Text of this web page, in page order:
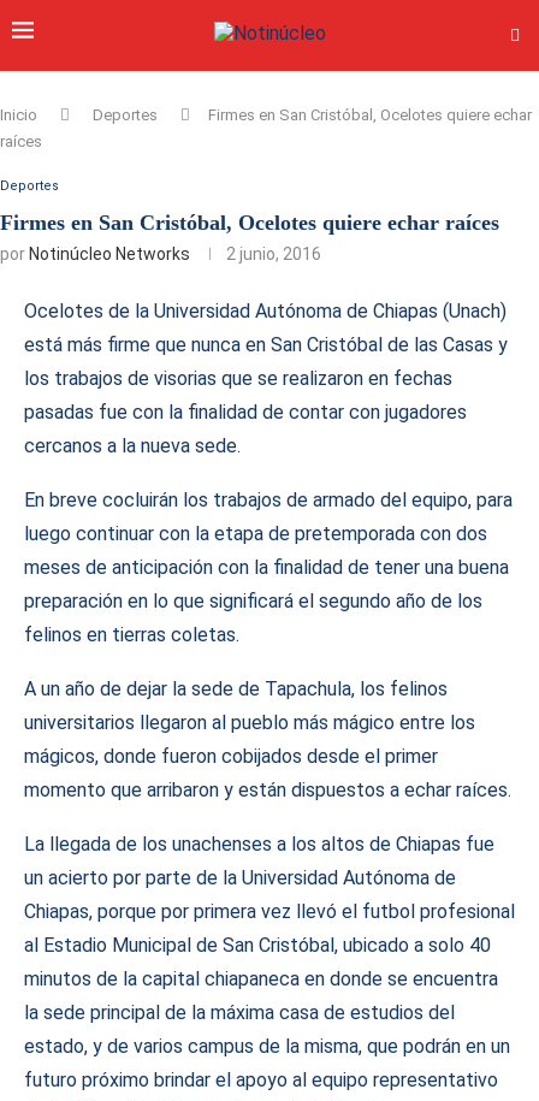
Inicio Deportes
Firmes en San Cristóbal, Ocelotes quiere echar
raíces
Deportes
Firmes en San Cristóbal, Ocelotes quiere echar raíces
por Notinúcleo Networks 2 junio, 2016
Ocelotes de la Universidad Autónoma de Chiapas (Unach)
está más firme que nunca en San Cristóbal de las Casas y
los trabajos de visorias que se realizaron en fechas
pasadas fue con la finalidad de contar con jugadores
cercanos a la nueva sede.
En breve cocluirán los trabajos de armado del equipo, para
luego continuar con la etapa de pretemporada con dos
meses de anticipación con la finalidad de tener una buena
preparación en lo que significará el segundo año de los
felinos en tierras coletas.
A un año de dejar la sede de Tapachula, los felinos
universitarios llegaron al pueblo más mágico entre los
mágicos, donde fueron cobijados desde el primer
momento que arribaron y están dispuestos a echar raíces.
La llegada de los unachenses a los altos de Chiapas fue
un acierto por parte de la Universidad Autónoma de
Chiapas, porque por primera vez llevó el futbol profesional
al Estadio Municipal de San Cristóbal, ubicado a solo 40
minutos de la capital chiapaneca en donde se encuentra
la sede principal de la máxima casa de estudios del
estado, y de varios campus de la misma, que podrán en un
futuro próximo brindar el apoyo al equipo representativo